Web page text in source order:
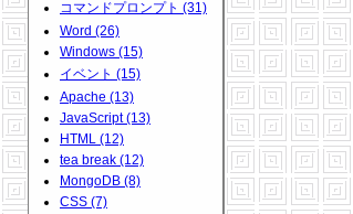
コマンドプロンプト (31)
Word (26)
Windows (15)
イベント (15)
Apache (13)
JavaScript (13)
HTML (12)
tea break (12)
MongoDB (8)
CSS (7)